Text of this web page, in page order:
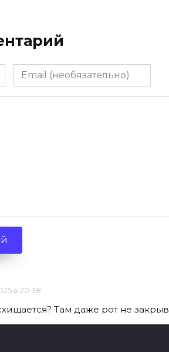
Email
(необязательно)
в 20:38
Там даже рот не